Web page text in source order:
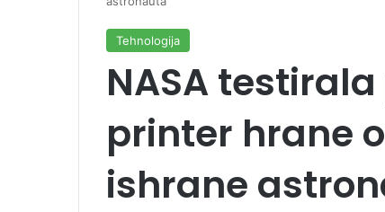
Tehnologija
NASA
printer hrane
ishrane